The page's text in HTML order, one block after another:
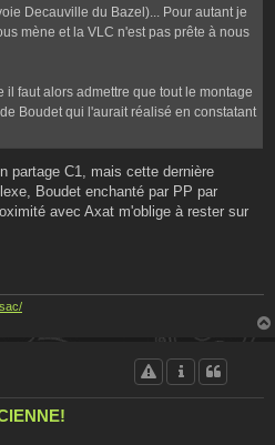
Decauville du Bazel)... Pour autant je
mène et la VLC n'est pas prête à nous
il faut alors admettre que tout le montage
Boudet qui l'aurait réalisé en constatant
partage C1, mais cette dernière
Boudet enchanté par PP par
avec Axat m'oblige à rester sur